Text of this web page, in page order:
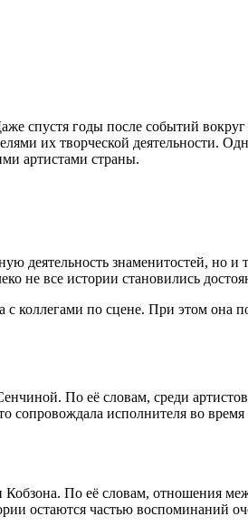
годы после событий вокруг
их творческой деятельности.
артистами страны.
знаменитостей, но и
не все истории становились
коллегами по сцене. При этом она
По её словам, среди
исполнителя во
По её словам, отношения
остаются частью воспоминаний